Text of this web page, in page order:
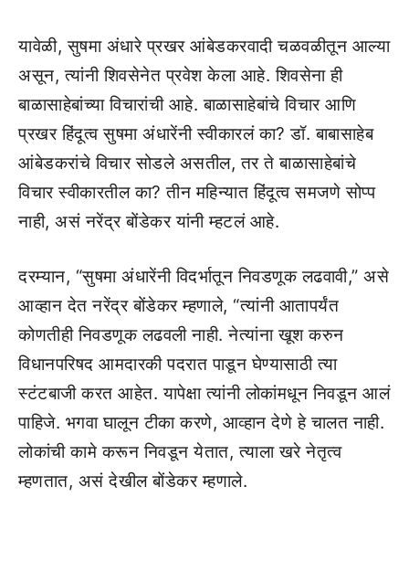
यावेळी, सुषमा अंधारे प्रखर आंबेडकरवादी चळवळीतून आल्या
असून, त्यांनी शिवसेनेत प्रवेश केला आहे. शिवसेना ही
बाळासाहेबांच्या विचारांची आहे. बाळासाहेबांचे विचार आणि
प्रखर हिंदूत्व सुषमा अंधारेंनी स्वीकारलं का? डॉ. बाबासाहेब
आंबेडकरांचे विचार सोडले असतील, तर ते बाळासाहेबांचे
विचार स्वीकारतील का? तीन महिन्यात हिंदूत्व समजणे सोप्प
नाही, असं नरेंद्र बोंडेकर यांनी म्हटलं आहे.
दरम्यान, “सुषमा अंधारेंनी विदर्भातून निवडणूक लढवावी,” असे
आव्हान देत नरेंद्र बोंडेकर म्हणाले, “त्यांनी आतापर्यंत
कोणतीही निवडणूक लढवली नाही. नेत्यांना खूश करुन
विधानपरिषद आमदारकी पदरात पाडून घेण्यासाठी त्या
स्टंटबाजी करत आहेत. यापेक्षा त्यांनी लोकांमधून निवडून आलं
पाहिजे. भगवा घालून टीका करणे, आव्हान देणे हे चालत नाही.
लोकांची कामे करून निवडून येतात, त्याला खरे नेतृत्व
म्हणतात, असं देखील बोंडेकर म्हणाले.